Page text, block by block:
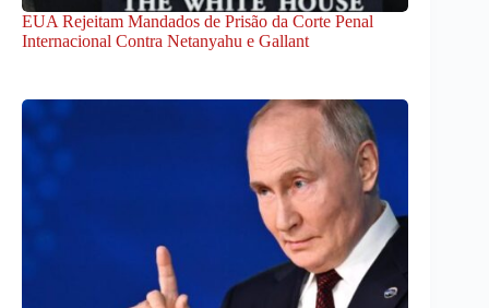
EUA Rejeitam Mandados de Prisão da Corte Penal
Internacional Contra Netanyahu e Gallant